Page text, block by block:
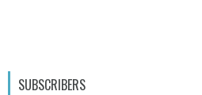
SUBSCRIBERS